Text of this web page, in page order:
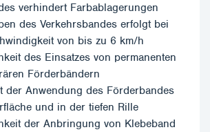
verhindert Farbablagerungen
des Verkehrsbandes erfolgt bei
von bis zu 6 km/h
des Einsatzes von permanenten
Förderbändern
der Anwendung des Förderbandes
und in der tiefen Rille
der Anbringung von Klebeband